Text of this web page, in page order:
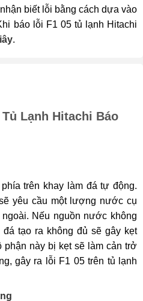
biết lỗi bằng cách dựa vào
báo lỗi F1 05 tủ lạnh Hitachi
.
Lạnh Hitachi Báo
trên khay làm đá tự động.
yêu cầu một lượng nước cụ
Nếu nguồn nước không
tạo ra không đủ sẽ gây kẹt
phận này bị kẹt sẽ làm cản trở
gây ra lỗi F1 05 trên tủ lạnh